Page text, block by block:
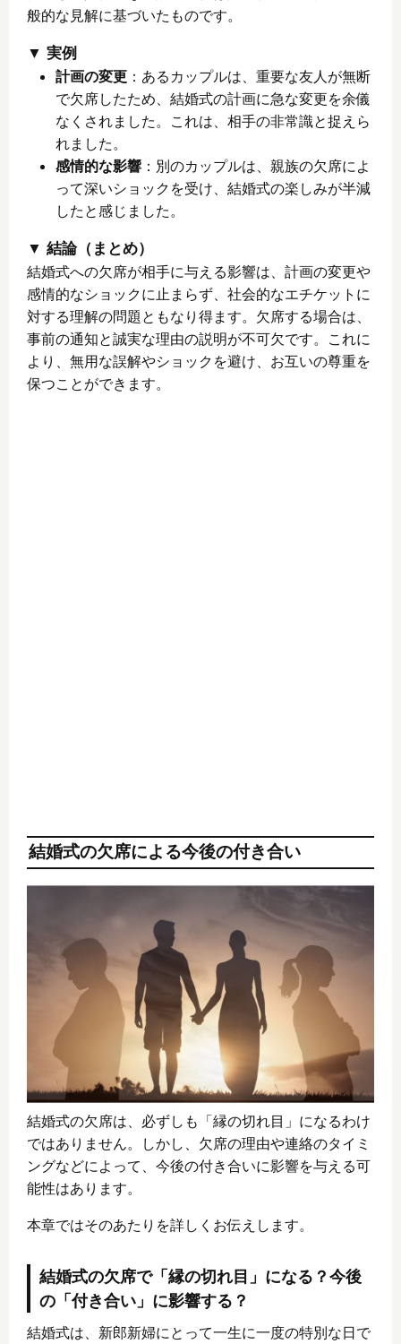
般的な見解に基づいたものです。
実例
計画の変更 ：あるカップルは、重要な友人が無断
で欠席したため、結婚式の計画に急な変更を余儀
なくされました。これは、相手の非常識と捉えら
れました。
感情的な影響 ：別のカップルは、親族の欠席によ
って深いショックを受け、結婚式の楽しみが半減
したと感じました。
結論（まとめ）
結婚式への欠席が相手に与える影響は、計画の変更や
感情的なショックに止まらず、社会的なエチケットに
対する理解の問題ともなり得ます。欠席する場合は、
事前の通知と誠実な理由の説明が不可欠です。これに
より、無用な誤解やショックを避け、お互いの尊重を
保つことができます。
結婚式の欠席による今後の付き合い
結婚式の欠席は、必ずしも「縁の切れ目」になるわけ
ではありません。しかし、欠席の理由や連絡のタイミ
ングなどによって、今後の付き合いに影響を与える可
能性はあります。
本章ではそのあたりを詳しくお伝えします。
結婚式の欠席で「縁の切れ目」になる？今後
の「付き合い」に影響する？
結婚式は、新郎新婦にとって一生に一度の特別な日で